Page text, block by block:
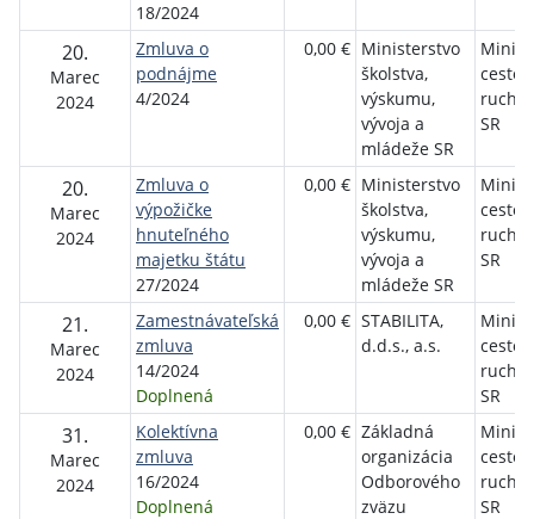
18/2024
20.
Marec
2024
Zmluva o
podnájme
4/2024
0,00 € Ministerstvo
školstva,
výskumu,
vývoja a
mládeže SR
ruchu
SR
20.
Marec
2024
Zmluva o
výpožičke
hnuteľného
majetku štátu
27/2024
0,00 € Ministerstvo
školstva,
výskumu,
vývoja a
mládeže SR
ruchu
SR
21.
Marec
2024
Zamestnávateľská
zmluva
14/2024
Doplnená
0,00 € STABILITA,
d.d.s., a.s.
ruchu
SR
31.
Marec
2024
Kolektívna
zmluva
16/2024
Doplnená
0,00 € Základná
organizácia
Odborového
zväzu
ruchu
SR